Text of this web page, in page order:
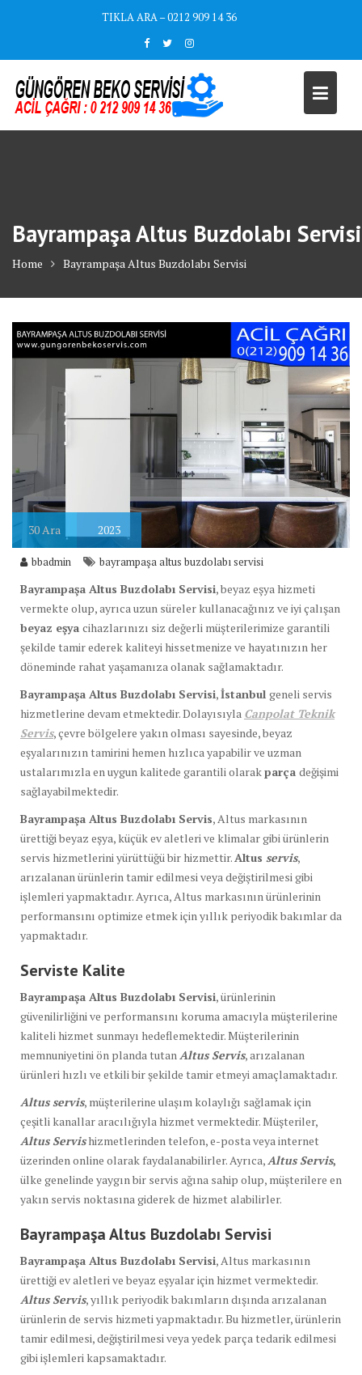
TIKLA ARA – 0212 909 14 36
Bayrampaşa Altus Buzdolabı Servisi
Home Bayrampaşa Altus Buzdolabı Servisi
30 Ara 2023
bbadmin bayrampaşa altus buzdolabı servisi
Bayrampaşa Altus Buzdolabı Servisi, beyaz eşya hizmeti
vermekte olup, ayrıca uzun süreler kullanacağınız ve iyi çalışan
beyaz eşya cihazlarınızı siz değerli müşterilerimize garantili
şekilde tamir ederek kaliteyi hissetmenize ve hayatınızın her
döneminde rahat yaşamanıza olanak sağlamaktadır.
Bayrampaşa Altus Buzdolabı Servisi,İstanbul geneli servis
hizmetlerine devam etmektedir. Dolayısıyla Canpolat Teknik
Servis, çevre bölgelere yakın olması sayesinde, beyaz
eşyalarınızın tamirini hemen hızlıca yapabilir ve uzman
ustalarımızla en uygun kalitede garantili olarakparça değişimi
sağlayabilmektedir.
Bayrampaşa Altus Buzdolabı Servis, Altus markasının
ürettiği beyaz eşya, küçük ev aletleri ve klimalar gibi ürünlerin
servis hizmetlerini yürüttüğü bir hizmettir. Altus servis,
arızalanan ürünlerin tamir edilmesi veya değiştirilmesi gibi
işlemleri yapmaktadır. Ayrıca, Altus markasının ürünlerinin
performansını optimize etmek için yıllık periyodik bakımlar da
yapmaktadır.
Serviste Kalite
Bayrampaşa Altus Buzdolabı Servisi, ürünlerinin
güvenilirliğini ve performansını koruma amacıyla müşterilerine
kaliteli hizmet sunmayı hedeflemektedir. Müşterilerinin
memnuniyetini ön planda tutan Altus Servis, arızalanan
ürünleri hızlı ve etkili bir şekilde tamir etmeyi amaçlamaktadır.
Altus servis, müşterilerine ulaşım kolaylığı sağlamak için
çeşitli kanallar aracılığıyla hizmet vermektedir. Müşteriler,
Altus Servishizmetlerinden telefon, e-posta veya internet
üzerinden online olarak faydalanabilirler. Ayrıca, Altus Servis,
ülke genelinde yaygın bir servis ağına sahip olup, müşterilere en
yakın servis noktasına giderek de hizmet alabilirler.
Bayrampaşa Altus Buzdolabı Servisi
Bayrampaşa Altus Buzdolabı Servisi, Altus markasının
ürettiği ev aletleri ve beyaz eşyalar için hizmet vermektedir.
Altus Servis, yıllık periyodik bakımların dışında arızalanan
ürünlerin de servis hizmeti yapmaktadır. Bu hizmetler, ürünlerin
tamir edilmesi, değiştirilmesi veya yedek parça tedarik edilmesi
gibi işlemleri kapsamaktadır.